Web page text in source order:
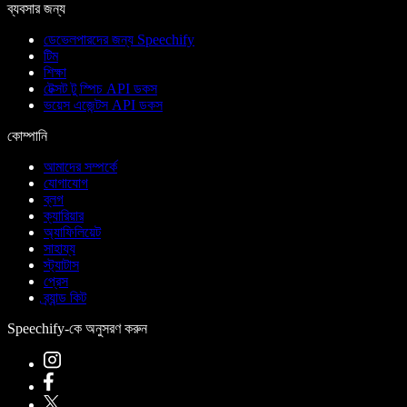
ব্যবসার জন্য
ডেভেলপারদের জন্য Speechify
টিম
শিক্ষা
টেক্সট টু স্পিচ API ডকস
ভয়েস এজেন্টস API ডকস
কোম্পানি
আমাদের সম্পর্কে
যোগাযোগ
ব্লগ
ক্যারিয়ার
অ্যাফিলিয়েট
সাহায্য
স্ট্যাটাস
প্রেস
ব্র্যান্ড কিট
Speechify-কে অনুসরণ করুন